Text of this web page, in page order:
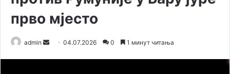
прво мјесто
admin 04.07.2026 0 1 минут читања